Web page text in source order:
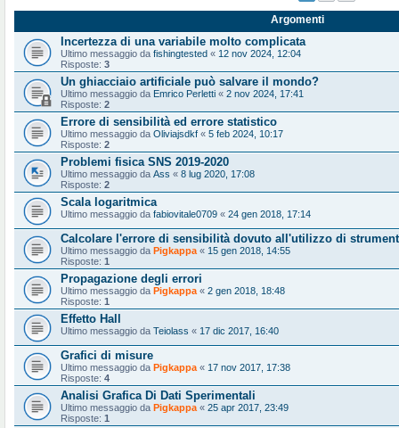
Argomenti
Incertezza di una variabile molto complicata
Ultimo messaggio da fishingtested « 12 nov 2024, 12:04
Risposte: 3
Un ghiacciaio artificiale può salvare il mondo?
Ultimo messaggio da Emrico Perletti « 2 nov 2024, 17:41
Risposte: 2
Errore di sensibilità ed errore statistico
Ultimo messaggio da Oliviajsdkf « 5 feb 2024, 10:17
Risposte: 2
Problemi fisica SNS 2019-2020
Ultimo messaggio da Ass « 8 lug 2020, 17:08
Risposte: 2
Scala logaritmica
Ultimo messaggio da fabiovitale0709 « 24 gen 2018, 17:14
Calcolare l'errore di sensibilità dovuto all'utilizzo di
Ultimo messaggio da Pigkappa « 15 gen 2018, 14:55
Risposte: 1
Propagazione degli errori
Ultimo messaggio da Pigkappa « 2 gen 2018, 18:48
Risposte: 1
Effetto Hall
Ultimo messaggio da Teiolass « 17 dic 2017, 16:40
Grafici di misure
Ultimo messaggio da Pigkappa « 17 nov 2017, 17:38
Risposte: 4
Analisi Grafica Di Dati Sperimentali
Ultimo messaggio da Pigkappa « 25 apr 2017, 23:49
Risposte: 1